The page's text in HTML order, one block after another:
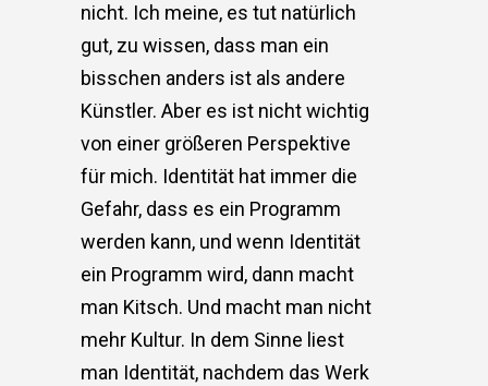
nicht. Ich meine, es tut natürlich
gut, zu wissen, dass man ein
bisschen anders ist als andere
Künstler. Aber es ist nicht wichtig
von einer größeren Perspektive
für mich. Identität hat immer die
Gefahr, dass es ein Programm
werden kann, und wenn Identität
ein Programm wird, dann macht
man Kitsch. Und macht man nicht
mehr Kultur. In dem Sinne liest
man Identität, nachdem das Werk